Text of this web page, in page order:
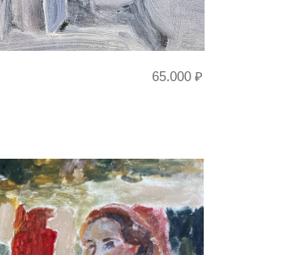
65.000 ₽